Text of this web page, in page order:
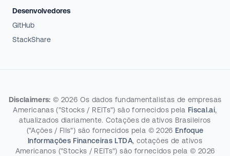
Desenvolvedores
GitHub
StackShare
Disclaimers: © 2026 Os dados fundamentalistas de empresas
Americanas ("Stocks / REITs") são fornecidos pela Fiscal.ai,
atualizados diariamente. Cotações de ativos Brasileiros
("Ações / FIIs") são fornecidos pela ©2026 Enfoque
Informações Financeiras LTDA, cotações de ativos
Americanos ("Stocks / REITs") são fornecidos pela© 2026